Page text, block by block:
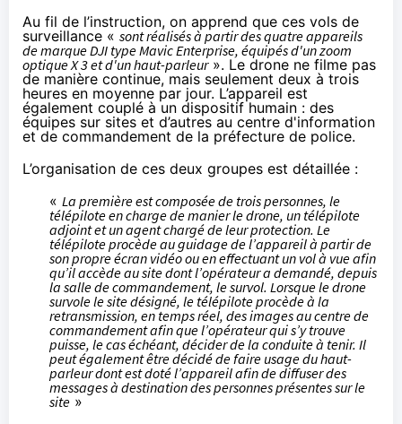
Au fil de l’instruction, on apprend que ces vols de
surveillance « sont réalisés à partir des quatre appareils
de marque DJI type Mavic Enterprise, équipés d'un zoom
optique X 3 et d'un haut-parleur». Le drone ne filme pas
de manière continue, mais seulement deux à trois
heures en moyenne par jour. L’appareil est
également couplé à un dispositif humain : des
équipes sur sites et d’autres au centre d'information
et de commandement de la préfecture de police.
L’organisation de ces deux groupes est détaillée :
« La première est composée de trois personnes, le
télépilote en charge de manier le drone, un télépilote
adjoint et un agent chargé de leur protection. Le
télépilote procède au guidage de l’appareil à partir de
son propre écran vidéo ou en effectuant un vol à vue afin
qu’il accède au site dont l’opérateur a demandé, depuis
la salle de commandement, le survol. Lorsque le drone
survole le site désigné, le télépilote procède à la
retransmission, en temps réel, des images au centre de
commandement afin que l’opérateur qui s’y trouve
puisse, le cas échéant, décider de la conduite à tenir. Il
peut également être décidé de faire usage du haut-
parleur dont est doté l’appareil afin de diffuser des
messages à destination des personnes présentes sur le
site »